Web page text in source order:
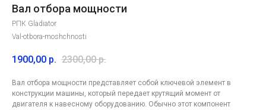
Вал отбора мощности
РПК Gladiator
Val-otbora-moshchnosti
1900,00 р. 2300,00 р.
Вал отбора мощности представляет собой ключевой элемент в
конструкции машины, который передает крутящий момент от
двигателя к навесному оборудованию. Обычно этот компонент